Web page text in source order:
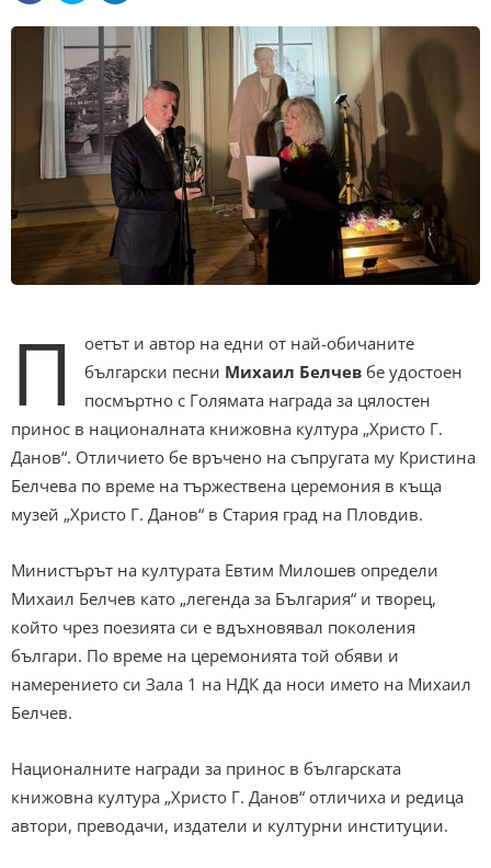
П
оетът и автор на едни от най-обичаните
български песни Михаил Белчев бе удостоен
посмъртно с Голямата награда за цялостен
принос в националната книжовна култура „Христо Г.
Данов“. Отличието бе връчено на съпругата му Кристина
Белчева по време на тържествена церемония в къща
музей „Христо Г. Данов“ в Стария град на Пловдив.
Министърът на културата Евтим Милошев определи
Михаил Белчев като „легенда за България“ и творец,
който чрез поезията си е вдъхновявал поколения
българи. По време на церемонията той обяви и
намерението си Зала 1 на НДК да носи името на Михаил
Белчев.
Националните награди за принос в българската
книжовна култура „Христо Г. Данов“ отличиха и редица
автори, преводачи, издатели и културни институции.